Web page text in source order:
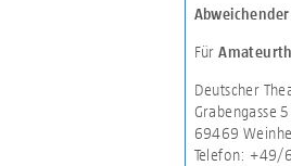
Für
Deutscher
Grabengasse 5
69469
Telefon: +49/